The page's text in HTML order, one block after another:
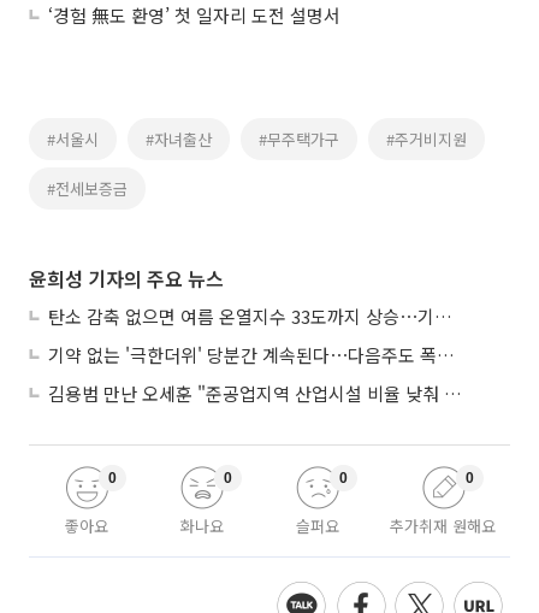
‘경험 無도 환영’ 첫 일자리 도전 설명서
#서울시 #자녀출산 #무주택가구 #주거비지원
#전세보증금
윤희성 기자의 주요 뉴스
탄소 감축 없으면 여름 온열지수 33도까지 상승⋯기상청, 2100년 미래전망
기약 없는 '극한더위' 당분간 계속된다⋯다음주도 폭염·열대야 지속
김용범 만난 오세훈 "준공업지역 산업시설 비율 낮춰 공급 늘려야"
좋아요
0
화나요
0
슬퍼요
0
추가취재 원해요
0